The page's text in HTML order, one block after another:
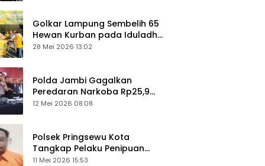
Golkar Lampung Sembelih 65
Hewan Kurban pada Iduladha
1447 Hijriah
28 Mei 2026 13:02
Polda Jambi Gagalkan
Peredaran Narkoba Rp25,9
Miliar, Empat Tersangka
12 Mei 2026 08:08
Polsek Pringsewu Kota
Tangkap Pelaku Penipuan
Mobil, Sempat Kabur ke Jambi
11 Mei 2026 15:53